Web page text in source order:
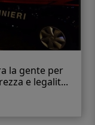
la gente per
e legalit...